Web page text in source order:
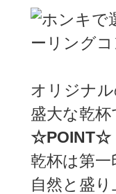
オリジナ
盛大な乾
☆POINT☆
乾杯は第
自然と盛